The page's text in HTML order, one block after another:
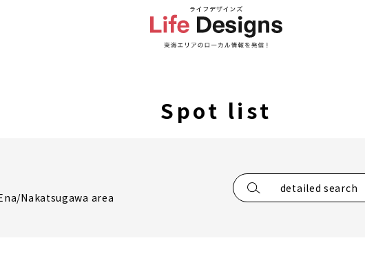
Spot list
Nakatsugawa area
detailed search